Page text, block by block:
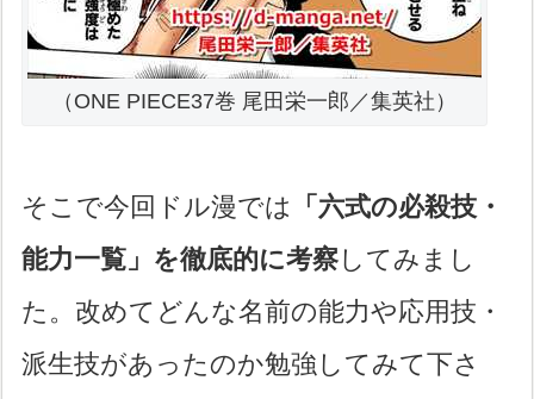
（ONE PIECE37巻 尾田栄一郎／集英社）
そこで今回ドル漫では
「六式の必殺技・
能力一覧」を徹底的に考察してみまし
た。改めてどんな名前の能力や応用技・
派生技があったのか勉強してみて下さ